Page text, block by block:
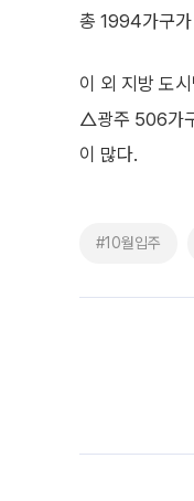
총 1994가구
이 외 지방 도
△광주 506가
이 많다.
#10월입주